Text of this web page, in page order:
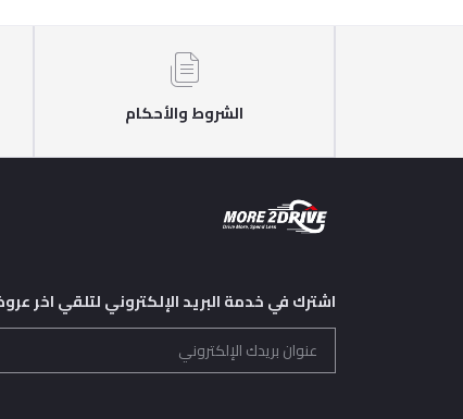
الشروط والأحكام
اشترك في خدمة البريد الإلكتروني لتلقي اخر